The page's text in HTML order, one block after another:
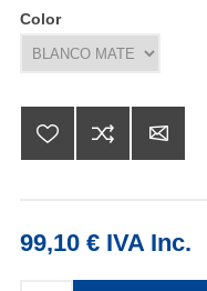
Color
99,10 € IVA Inc.